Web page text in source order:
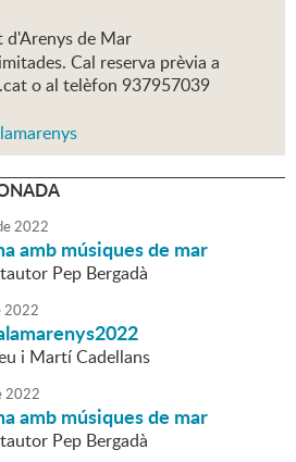
de Mar
Cal reserva prèvia a
o al telèfon 937957039
2022
amb músiques de mar
Pep Bergadà
2022
i Martí Cadellans
2022
amb músiques de mar
Pep Bergadà